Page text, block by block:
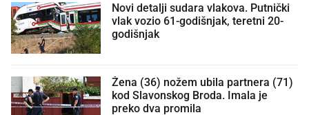
Novi detalji sudara vlakova. Putnički
vlak vozio 61-godišnjak, teretni 20-
godišnjak
Žena (36) nožem ubila partnera (71)
kod Slavonskog Broda. Imala je
preko dva promila